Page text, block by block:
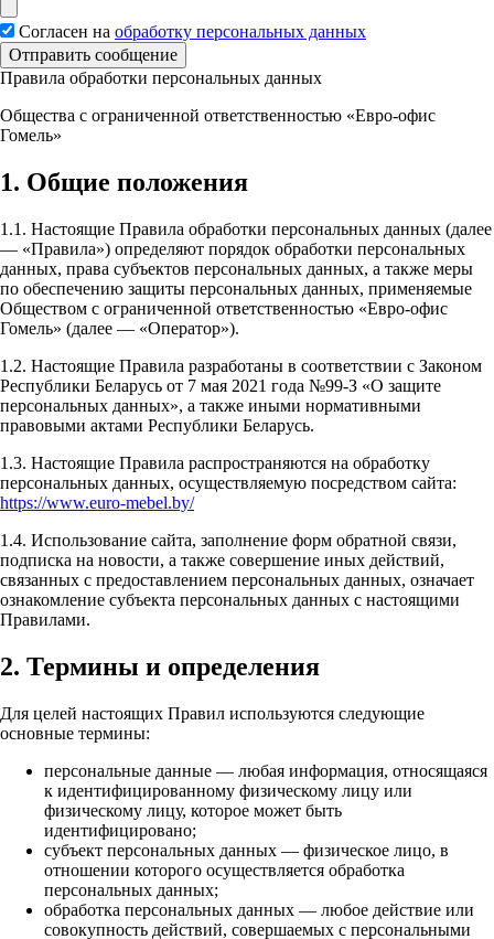
Согласен на обработку персональных данных
Отправить сообщение
Правила обработки персональных данных
Общества с ограниченной ответственностью «Евро-офис
Гомель»
1. Общие положения
1.1. Настоящие Правила обработки персональных данных (далее
— «Правила») определяют порядок обработки персональных
данных, права субъектов персональных данных, а также меры
по обеспечению защиты персональных данных, применяемые
Обществом с ограниченной ответственностью «Евро-офис
Гомель» (далее — «Оператор»).
1.2. Настоящие Правила разработаны в соответствии с Законом
Республики Беларусь от 7 мая 2021 года №99-З «О защите
персональных данных», а также иными нормативными
правовыми актами Республики Беларусь.
1.3. Настоящие Правила распространяются на обработку
персональных данных, осуществляемую посредством сайта:
https://www.euro-mebel.by/
1.4. Использование сайта, заполнение форм обратной связи,
подписка на новости, а также совершение иных действий,
связанных с предоставлением персональных данных, означает
ознакомление субъекта персональных данных с настоящими
Правилами.
2. Термины и определения
Для целей настоящих Правил используются следующие
основные термины:
персональные данные — любая информация, относящаяся
к идентифицированному физическому лицу или
физическому лицу, которое может быть
идентифицировано;
субъект персональных данных — физическое лицо, в
отношении которого осуществляется обработка
персональных данных;
обработка персональных данных — любое действие или
совокупность действий, совершаемых с персональными